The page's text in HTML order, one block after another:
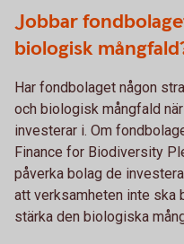
Jobbar
biologisk
Har fondbolaget någon
och biologisk mångfald
investerar i. Om
Finance for Biodiversity
påverka bolag de
att verksamheten inte ska
stärka den biologiska